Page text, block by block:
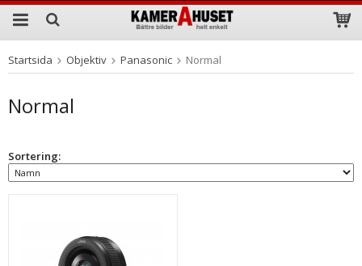
Produkten har blivit tillagd i varukorgen
Startsida Objektiv Panasonic Normal
Normal
Sortering: